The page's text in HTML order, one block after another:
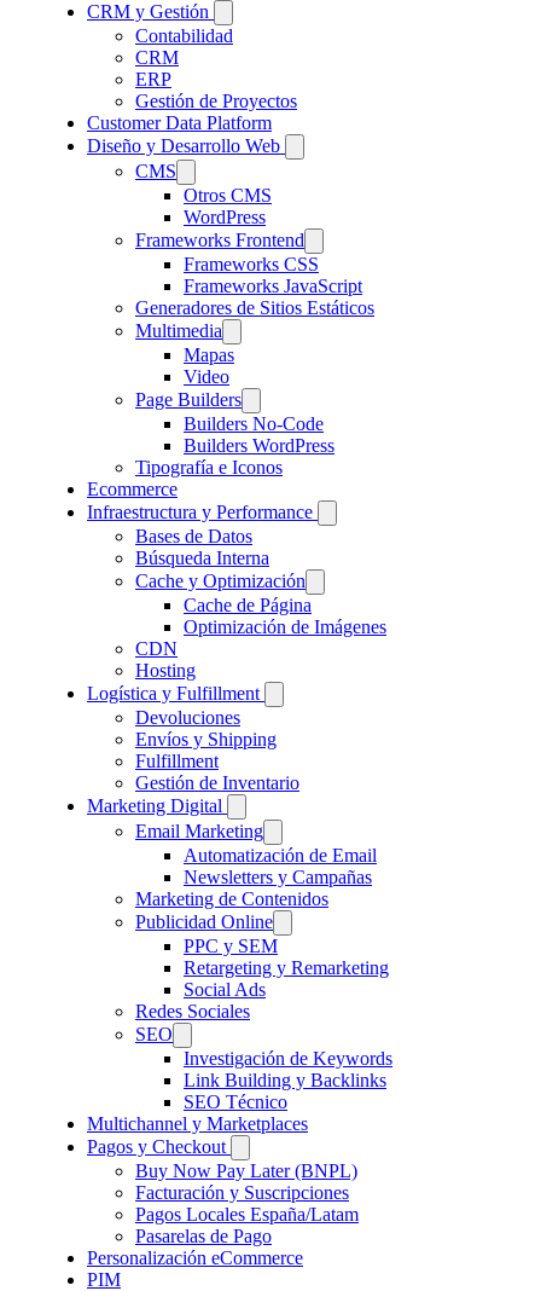
CRM y Gestión
Contabilidad
CRM
ERP
Gestión de Proyectos
Customer Data Platform
Diseño y Desarrollo Web
CMS
Otros CMS
WordPress
Frameworks Frontend
Frameworks CSS
Frameworks JavaScript
Generadores de Sitios Estáticos
Multimedia
Mapas
Video
Page Builders
Builders No-Code
Builders WordPress
Tipografía e Iconos
Ecommerce
Infraestructura y Performance
Bases de Datos
Búsqueda Interna
Cache y Optimización
Cache de Página
Optimización de Imágenes
CDN
Hosting
Logística y Fulfillment
Devoluciones
Envíos y Shipping
Fulfillment
Gestión de Inventario
Marketing Digital
Email Marketing
Automatización de Email
Newsletters y Campañas
Marketing de Contenidos
Publicidad Online
PPC y SEM
Retargeting y Remarketing
Social Ads
Redes Sociales
SEO
Investigación de Keywords
Link Building y Backlinks
SEO Técnico
Multichannel y Marketplaces
Pagos y Checkout
Buy Now Pay Later (BNPL)
Facturación y Suscripciones
Pagos Locales España/Latam
Pasarelas de Pago
Personalización eCommerce
PIM